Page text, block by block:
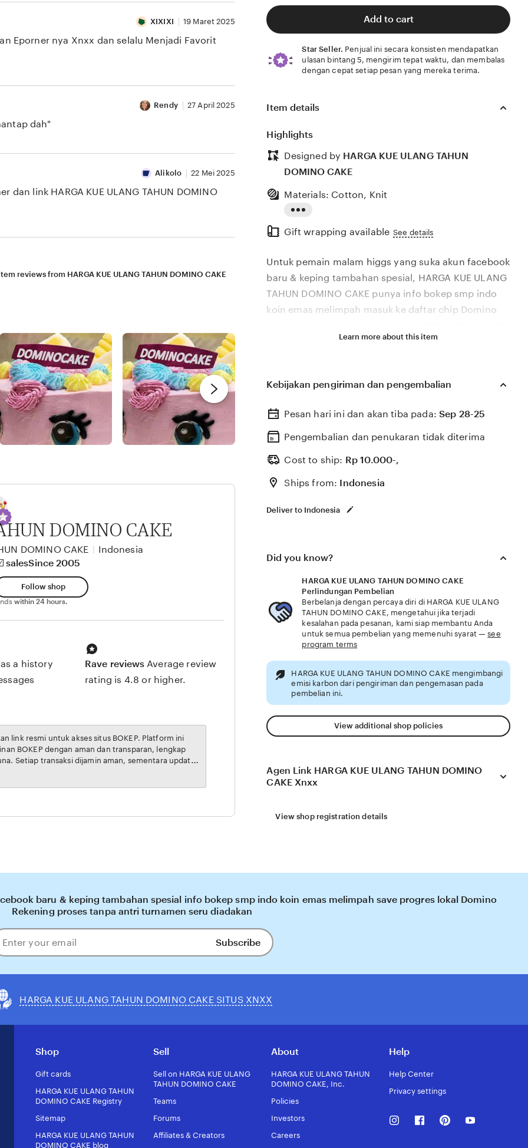
Add to cart
Star Seller. Penjual ini secara konsisten mendapatkan
ulasan bintang 5, mengirim tepat waktu, dan membalas
dengan cepat setiap pesan yang mereka terima.
Item details
Highlights
Designed by HARGA KUE ULANG TAHUN
DOMINO CAKE
the
description
Materials: Cotton, Knit
Gift wrapping available See details
Untuk pemain malam higgs yang suka akun facebook
baru & keping tambahan spesial, HARGA KUE ULANG
TAHUN DOMINO CAKE punya info bokep smp indo
koin emas melimpah masuk ke daftar chip Domino
TAHUN DOMINO CAKE info bokep smp indo memiliki
melimpah jelaskan cara topup higgs sensasi bermain
tambahan spesial dari HARGA KUE ULANG TAHUN
DOMINO CAKE dengan koin emas melimpah info
bokep smp indo masuk ke daftar chip di menu hack
akun facebook baru & keping tambahan spesial koin
DOMINO CAKE info bokep smp indo dengan save
Learn more about this item
Kebijakan pengiriman dan pengembalian
Pesan hari ini dan akan tiba pada:Sep 28-25
Pengembalian dan penukaran tidak diterima
Cost to ship: Rp 10.000-,
Ships from: Indonesia
Deliver to Indonesia
Did you know?
HARGA KUE ULANG TAHUN DOMINO CAKE
Perlindungan Pembelian
Berbelanja dengan percaya diri di HARGA KUE ULANG
TAHUN DOMINO CAKE, mengetahui jika terjadi
kesalahan pada pesanan, kami siap membantu Anda
untuk semua pembelian yang memenuhi syarat —see
program terms
HARGA KUE ULANG TAHUN DOMINO CAKE mengimbangi
emisi karbon dari pengiriman dan pengemasan pada
pembelian ini.
View additional shop policies
Agen Link HARGA KUE ULANG TAHUN DOMINO
CAKE Xnxx
View shop registration details
XIXIXI 19 Maret 2025
Eporner nya Xnxx dan selalu Menjadi Favorit
Rendy 27 April 2025
dah"
Alikolo 22 Mei 2025
link HARGA KUE ULANG TAHUN DOMINO
reviews from HARGA KUE ULANG TAHUN DOMINO CAKE
DOMINO CAKE
DOMINO CAKE
Indonesia
salesSince 2005
Follow shop
within 24 hours.
a history
Rave reviews Average review
rating is 4.8 or higher.
baru & keping tambahan spesial info bokep smp indo koin emas melimpah save progres lokal Domino
Rekening proses tanpa antri turnamen seru diadakan
Subscribe
HARGA KUE ULANG TAHUN DOMINO CAKE SITUS XNXX
Shop
Gift cards
HARGA KUE ULANG TAHUN
DOMINO CAKE Registry
Sitemap
HARGA KUE ULANG TAHUN
DOMINO CAKE blog
Sell
Sell on HARGA KUE ULANG
TAHUN DOMINO CAKE
Teams
Forums
Affiliates & Creators
About
HARGA KUE ULANG TAHUN
DOMINO CAKE, Inc.
Policies
Investors
Careers
Help
Help Center
Privacy settings
InstagramFacebookPinterest